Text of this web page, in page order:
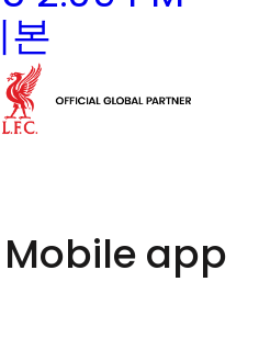
Mobile app